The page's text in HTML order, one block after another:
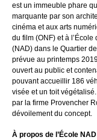
est un immeuble phare
marquante par son
cinéma et aux arts
du film (ONF) et à
(NAD) dans le Quartier
prévue au printemps
ouvert au public et
pouvant accueillir 186
visée et un toit
par la firme Provencher
dévoilement du concept.
À propos de l’École NAD